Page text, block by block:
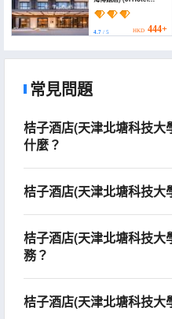
(Tianjin Zhongxin
Shengtaicheng
4.7 / 5 HKD 444+
常見問題
桔子酒店(天津北塘科技大
什麼？
桔子酒店(天津北塘科技大
桔子酒店(天津北塘科技大
務？
桔子酒店(天津北塘科技大